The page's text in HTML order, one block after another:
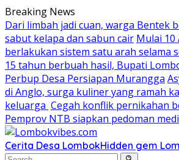
Skip
to
content
Breaking News
Dari limbah jadi cuan, warga Bentek
sabut kelapa dan sabun cair Mulai 10
berlakukan sistem satu arah selama
15 tahun berbuah hasil, Bupati
Perbup Desa Persiapan Murangga
di Anglo, surga kuliner yang ramah
keluarga Cegah konflik pernikahan
Pemprov NTB siapkan pedoman
Cerita Desa LombokHidden gem